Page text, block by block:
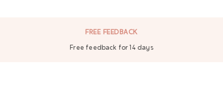
FREE FEEDBACK
Free feedback for 14 days